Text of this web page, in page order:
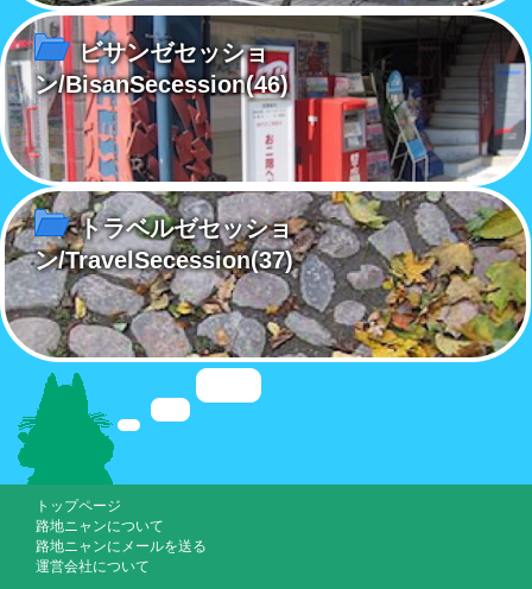
ビサンゼセッショ
ン/BisanSecession(46)
トラベルゼセッショ
ン/TravelSecession(37)
トップページ
路地ニャンについて
路地ニャンにメールを送る
運営会社について